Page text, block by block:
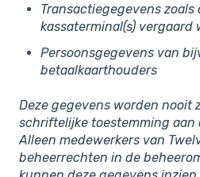
Transactiegegevens zoals
kassaterminal(s) vergaard
Persoonsgegevens van
betaalkaarthouders
Deze gegevens worden nooit
schriftelijke toestemming aan
Alleen medewerkers van
beheerrechten in de